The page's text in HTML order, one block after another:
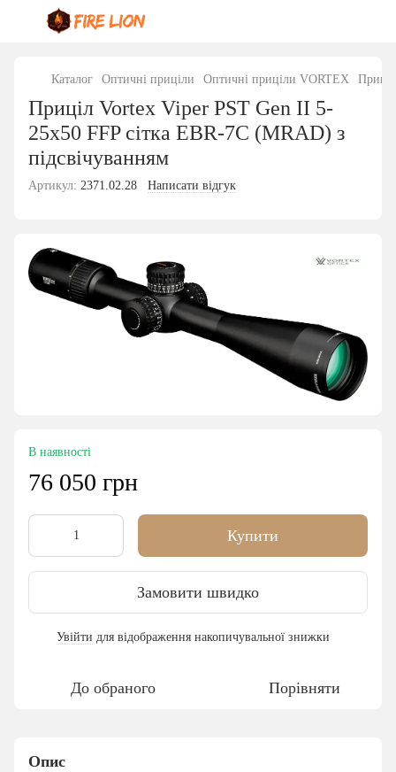
Каталог Оптичні приціли Оптичні приціли VORTEX
Приціл Vortex Viper PST Gen II 5-
25x50 FFP сітка EBR-7C (MRAD) з
підсвічуванням
Артикул: 2371.02.28 Написати відгук
В наявності
76 050 грн
Купити
Замовити швидко
Увійти для відображення накопичувальної знижки
До обраного Порівняти
Опис